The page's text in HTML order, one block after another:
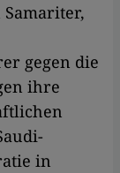
gegen die
ihre
in